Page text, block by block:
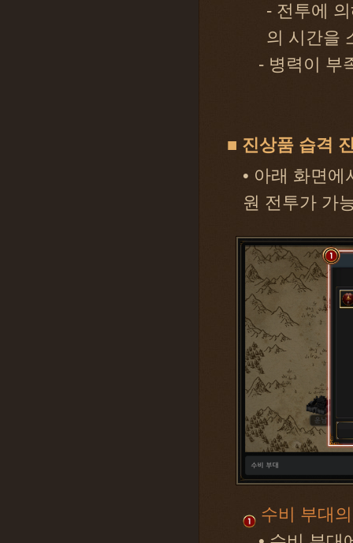
- 전투에
의 시간을
- 병력이 부
■ 진상품 습격
• 아래 화면
원 전투가 가
수비 부대